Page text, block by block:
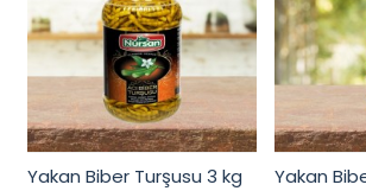
Yakan Biber Turşusu 3 kg